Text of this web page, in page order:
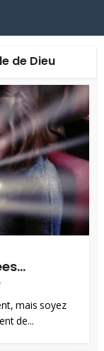
de Dieu
mais soyez
de...